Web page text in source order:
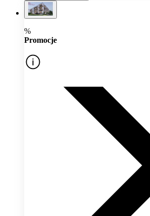
%
Promocje